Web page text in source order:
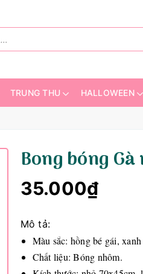
TRUNG THU HALLOWEEN
Bong bóng
35.000₫
Mô tả:
Màu sắc: hồng bé gái,
Chất liệu: Bóng nhôm.